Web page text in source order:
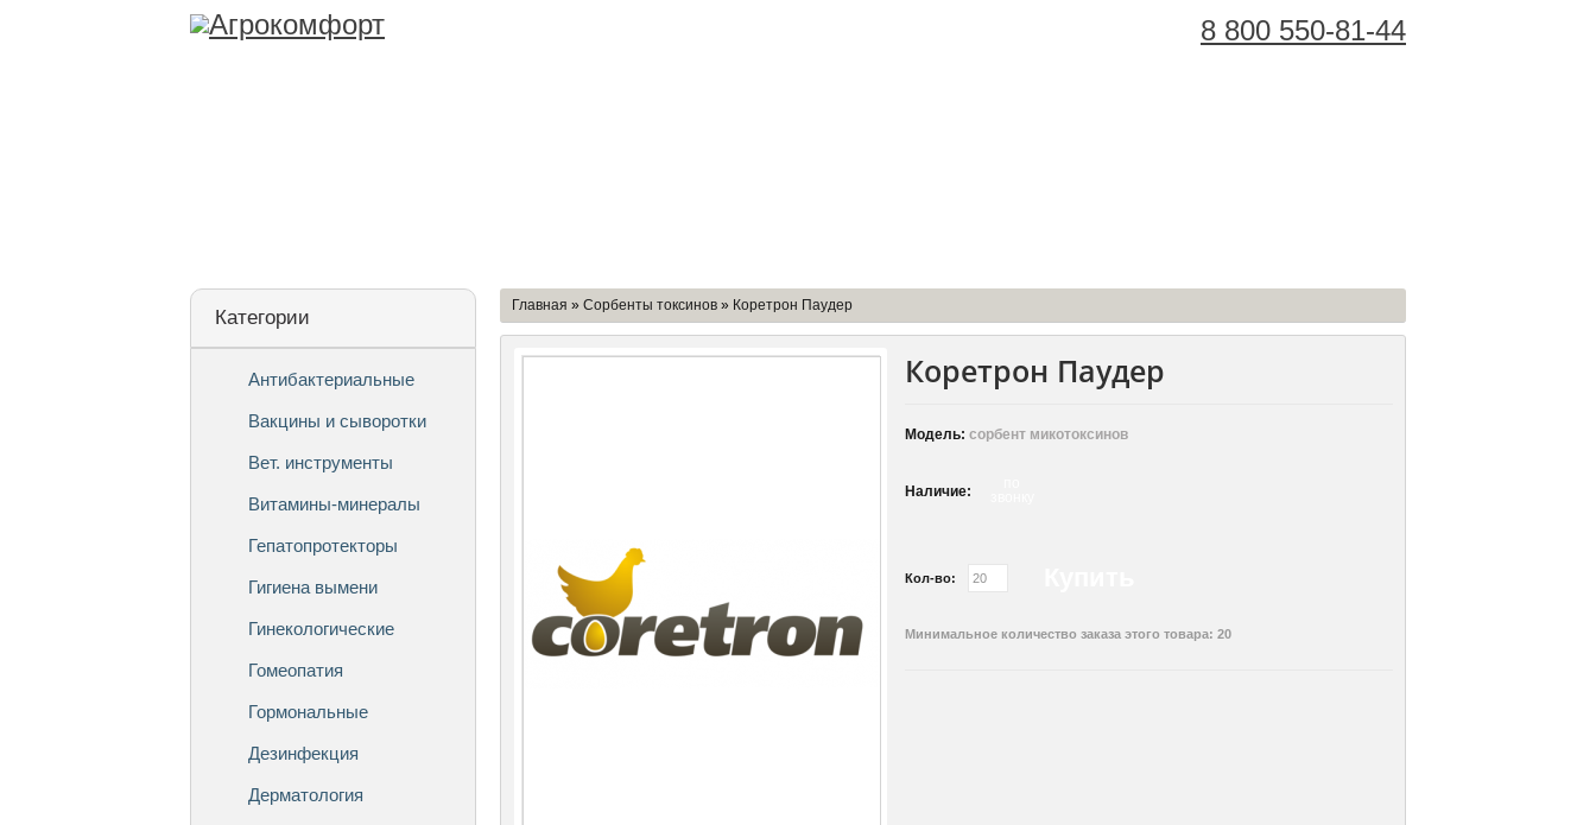
8 800 550-81-44
Категории
Антибактериальные
Вакцины и сыворотки
Вет. инструменты
Витамины-минералы
Гепатопротекторы
Гигиена вымени
Гинекологические
Гомеопатия
Гормональные
Дезинфекция
Дерматология
Главная » Сорбенты токсинов » Коретрон Паудер
Коретрон Паудер
Модель: сорбент микотоксинов
Наличие:
Кол-во:
Минимальное количество заказа этого товара: 20